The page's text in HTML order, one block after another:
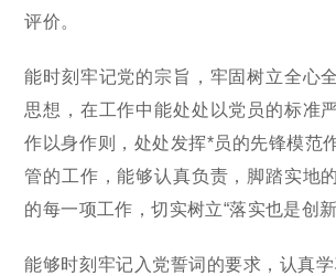
评价。
能时刻牢记党的宗旨，牢固树立全心
思想，在工作中能处处以党员的标准
作以身作则，处处发挥*员的先锋模范
管的工作，能够认真负责，脚踏实地
的每一项工作，切实树立“落实也是创新
能够时刻牢记入党誓词的要求，认真